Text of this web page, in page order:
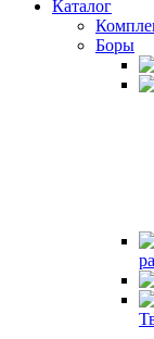
Каталог
Боры